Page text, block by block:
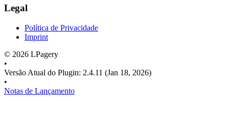
Legal
Política de Privacidade
Imprint
© 2026 LPagery
•
Versão Atual do Plugin: 2.4.11 (Jan 18, 2026)
•
Notas de Lançamento